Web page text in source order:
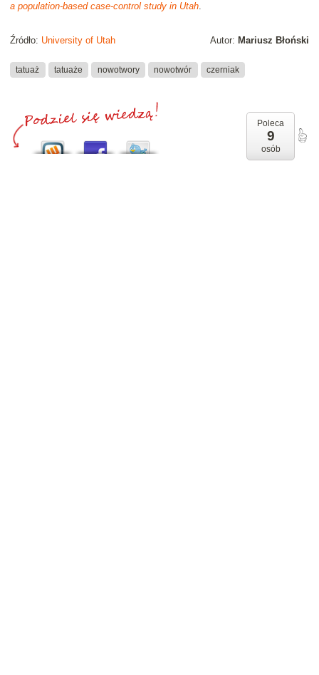
a population-based case-control study in Utah.
Autor: Mariusz Błoński
Źródło: University of Utah
tatuaż tatuaże nowotwory nowotwór czerniak
Poleca
9
osób